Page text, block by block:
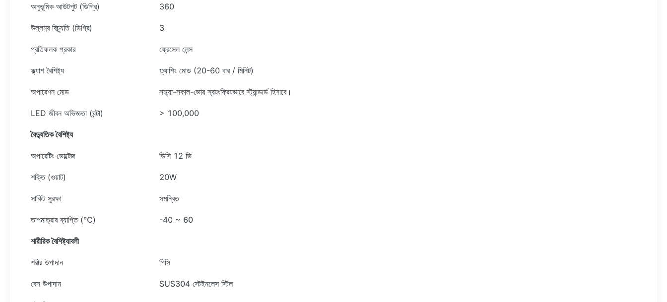
অনুভূমিক আউটপুট (ডিগ্রি) 360
উল্লম্ব বিচ্যুতি (ডিগ্রি) 3
প্রতিফলক প্রকার ফ্রেসেল লেন্স
ফ্ল্যাশ বৈশিষ্ট্য ফ্ল্যাশিং মোড (20-60 বার / মিনিট)
অপারেশন মোড সন্ধ্যা-সকাল-ভোর স্বয়ংক্রিয়ভাবে স্ট্যান্ডার্ড হিসাবে।
LED জীবন অভিজ্ঞতা (ঘন্টা) > 100,000
বৈদ্যুতিক বৈশিষ্ট্য
অপারেটিং ভোল্টেজ ডিসি 12 ভি
শক্তি (ওয়াট) 20W
সার্কিট সুরক্ষা সমন্বিত
তাপমাত্রার ব্যাপ্তি (℃) -40 ~ 60
শারীরিক বৈশিষ্ট্যাবলী
শরীর উপাদান পিসি
বেস উপাদান SUS304 স্টেইনলেস স্টিল